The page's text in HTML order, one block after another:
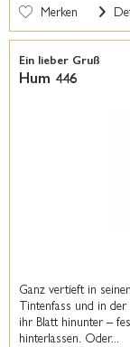
Merken
Ein lieber Gruß
Hum 446
Ganz vertieft in
Tintenfass und in der
ihr Blatt hinunter –
hinterlassen. Oder...